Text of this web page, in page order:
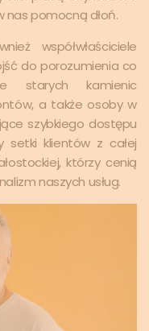
nas pomocną dłoń.
współwłaściciele
do porozumienia co
starych kamienic
a także osoby w
szybkiego dostępu
setki klientów z całej
którzy cenią
naszych usług.